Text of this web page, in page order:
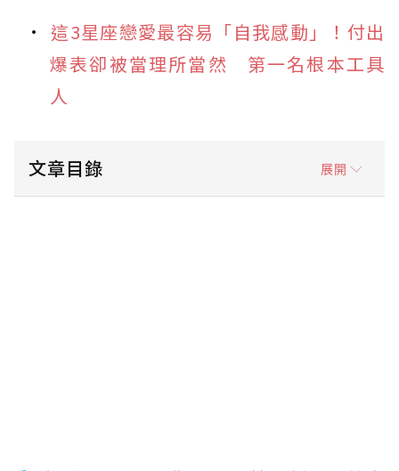
這3星座戀愛最容易「自我感動」！付出
爆表卻被當理所當然 第一名根本工具
人
文章目錄 展開